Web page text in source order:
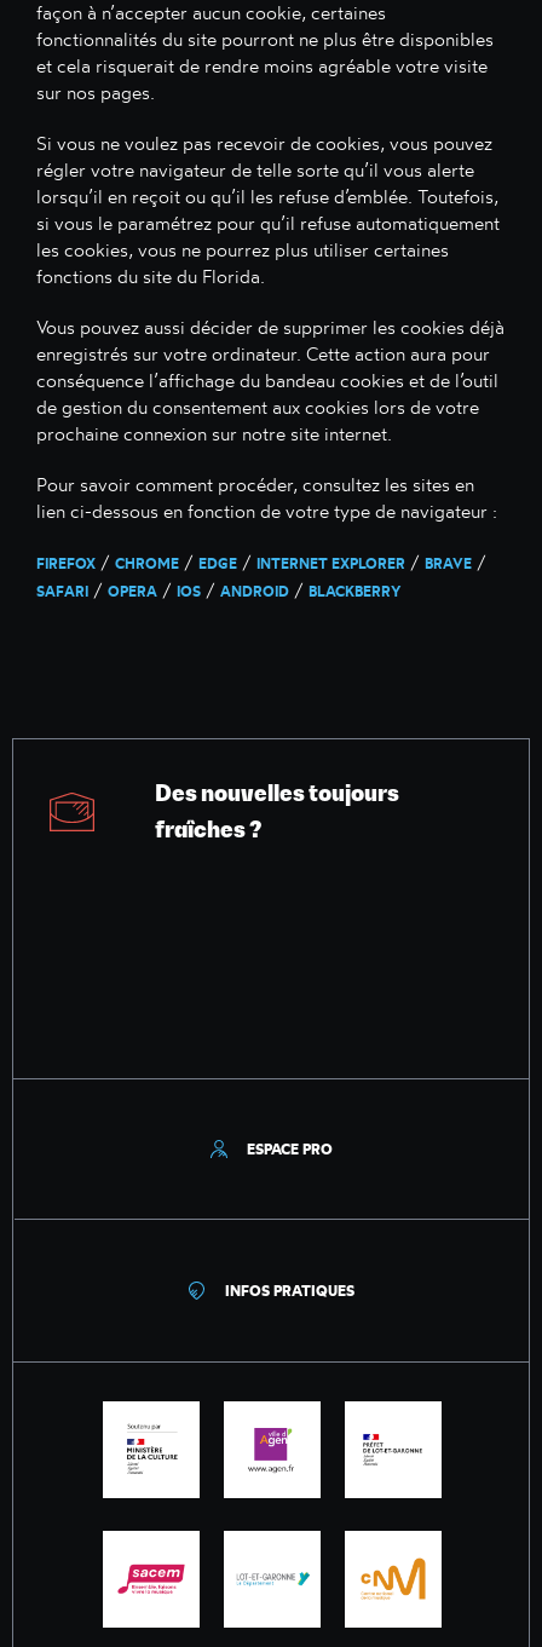
façon à n’accepter aucun cookie, certaines
fonctionnalités du site pourront ne plus être disponibles
et cela risquerait de rendre moins agréable votre visite
sur nos pages.
Si vous ne voulez pas recevoir de cookies, vous pouvez
régler votre navigateur de telle sorte qu’il vous alerte
lorsqu’il en reçoit ou qu’il les refuse d’emblée. Toutefois,
si vous le paramétrez pour qu’il refuse automatiquement
les cookies, vous ne pourrez plus utiliser certaines
fonctions du site du Florida.
Vous pouvez aussi décider de supprimer les cookies déjà
enregistrés sur votre ordinateur. Cette action aura pour
conséquence l’affichage du bandeau cookies et de l’outil
de gestion du consentement aux cookies lors de votre
prochaine connexion sur notre site internet.
Pour savoir comment procéder, consultez les sites en
lien ci-dessous en fonction de votre type de navigateur :
FIREFOX / CHROME / EDGE / INTERNET EXPLORER / BRAVE /
SAFARI / OPERA / IOS / ANDROID / BLACKBERRY
Des nouvelles toujours
fraîches ?
ESPACE PRO
INFOS PRATIQUES